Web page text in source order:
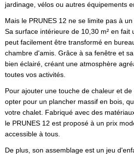
jardinage, vélos ou autres équipements
Mais le PRUNES 12 ne se limite pas à
Sa surface intérieure de 10,30 m² en fait
peut facilement être transformé en
chambre d'amis. Grâce à sa fenêtre et
bien éclairé, créant une atmosphère
toutes vos activités.
Pour ajouter une touche de chaleur et
opter pour un plancher massif en bois,
votre chalet. Fabriqué avec des
le PRUNES 12 est proposé à un prix
accessible à tous.
De plus, son assemblage est un jeu